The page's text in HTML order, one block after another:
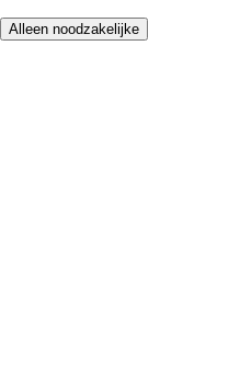
Alleen noodzakelijke